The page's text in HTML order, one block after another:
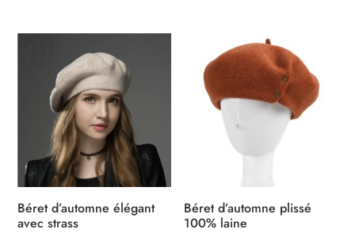
Béret d’automne élégant
avec strass
Béret d’automne plissé
100% laine